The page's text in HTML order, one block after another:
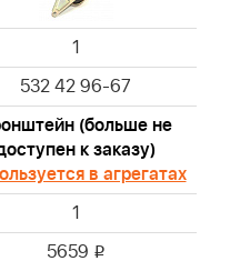
19
22
23
24
25
26
1
532 42 96-67
(больше не
к заказу)
в агрегатах
1
5659 i